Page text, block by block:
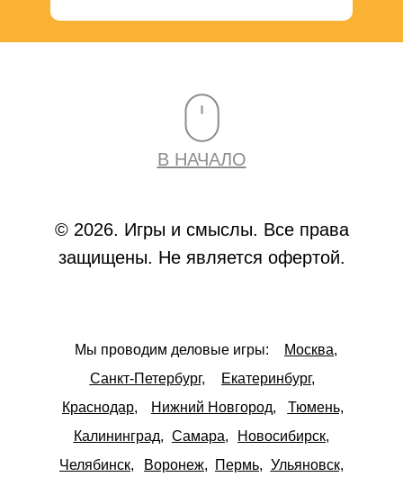
В НАЧАЛО
© 2026. Игры и смыслы. Все права
защищены. Не является офертой.
Мы проводим деловые игры:
Москва,
Санкт-Петербург,
Екатеринбург,
Краснодар,
Нижний Новгород,
Тюмень,
Калининград, Самара,
Новосибирск,
Челябинск,
Воронеж, Пермь, Ульяновск,